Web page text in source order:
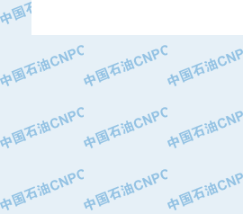
·河北保定天威集团特变电气有限公司
·中国石油抚顺石化公司
·中国石油辽阳石油化纤公司
·托肯恒山科技（广州）有限公司
·中国石油兰州石油化工公司
·大庆油田有限责任公司
·中国石油辽河油田分公司